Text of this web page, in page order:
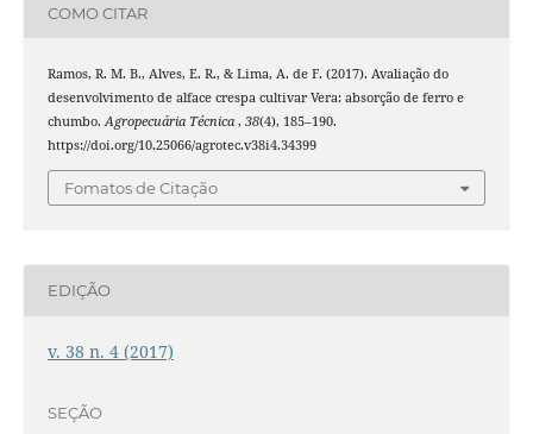
COMO CITAR
Ramos, R. M. B., Alves, E. R., & Lima, A. de F. (2017). Avaliação do
desenvolvimento de alface crespa cultivar Vera: absorção de ferro e
chumbo.Agropecuária Técnica , 38(4), 185–190.
https://doi.org/10.25066/agrotec.v38i4.34399
Fomatos de Citação
EDIÇÃO
v. 38 n. 4 (2017)
SEÇÃO